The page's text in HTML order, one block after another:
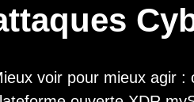
voir pour mieux agir :